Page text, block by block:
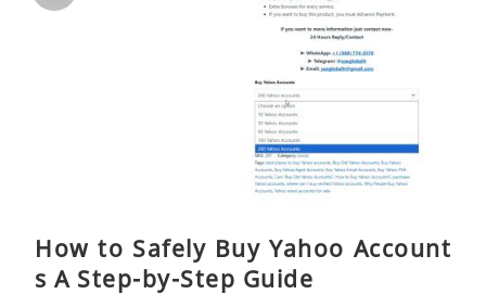
How to Safely Buy Yahoo Account
s A Step-by-Step Guide